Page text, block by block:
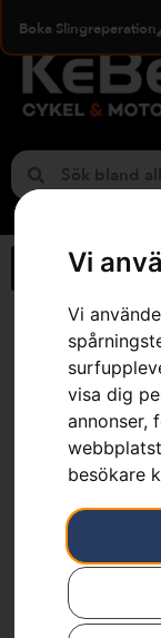
Vi
Vi
visa dig
annonser,
besökare
Boka Slingreperation
Webbutik»
Vent
Artikelnummer:
Kategorier:
Varumärken